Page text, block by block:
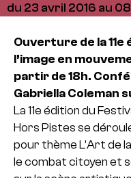
du 23 avril 2016 au
Ouverture de la
l’image en
partir de 18h.
Gabriella Coleman
La 11e édition du
Hors Pistes se
pour thème L’Art de
le combat citoyen et